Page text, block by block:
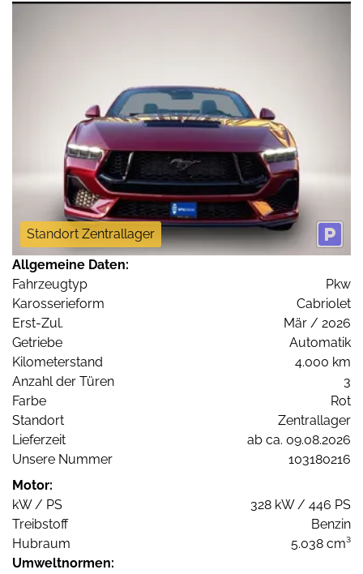
Standort Zentrallager
Allgemeine Daten:
Fahrzeugtyp
Pkw
Karosserieform
Cabriolet
Erst-Zul.
Mär / 2026
Getriebe
Automatik
Kilometerstand
4.000 km
Anzahl der Türen
3
Farbe
Rot
Standort
Zentrallager
Lieferzeit
ab ca. 09.08.2026
Unsere Nummer
103180216
Motor:
kW / PS
328 kW / 446 PS
Treibstoff
Benzin
Hubraum
5.038 cm³
Umweltnormen: